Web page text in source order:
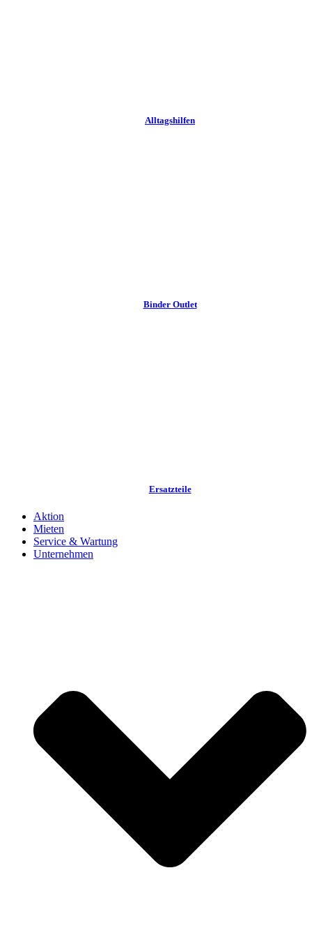
Alltags­hilfen
Binder Outlet
Ersatzteile
Aktion
Mieten
Service & Wartung
Unternehmen